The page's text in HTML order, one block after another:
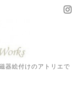
器絵付けのアトリエで